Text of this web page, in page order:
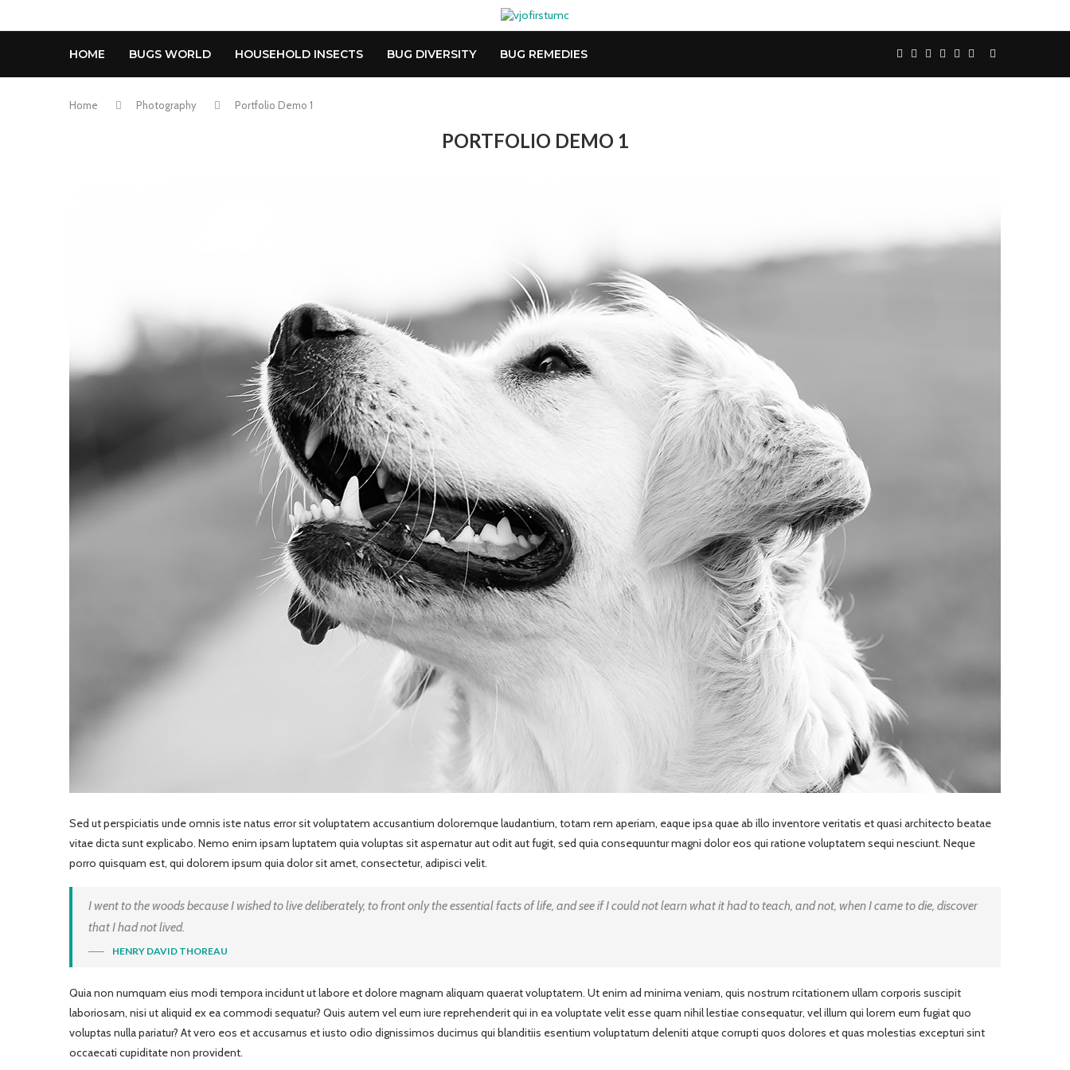
HOME BUGS WORLD HOUSEHOLD INSECTS BUG DIVERSITY BUG REMEDIES
Home Photography Portfolio Demo 1
PORTFOLIO DEMO 1
Sed ut perspiciatis unde omnis iste natus error sit voluptatem accusantium doloremque laudantium, totam rem aperiam, eaque ipsa quae ab illo inventore veritatis et quasi architecto beatae
vitae dicta sunt explicabo. Nemo enim ipsam luptatem quia voluptas sit aspernatur aut odit aut fugit, sed quia consequuntur magni dolor eos qui ratione voluptatem sequi nesciunt. Neque
porro quisquam est, qui dolorem ipsum quia dolor sit amet, consectetur, adipisci velit.
I went to the woods because I wished to live deliberately, to front only the essential facts of life, and see if I could not learn what it had to teach, and not, when I came to die, discover
that I had not lived.
HENRY DAVID THOREAU
Quia non numquam eius modi tempora incidunt ut labore et dolore magnam aliquam quaerat voluptatem. Ut enim ad minima veniam, quis nostrum rcitationem ullam corporis suscipit
laboriosam, nisi ut aliquid ex ea commodi sequatur? Quis autem vel eum iure reprehenderit qui in ea voluptate velit esse quam nihil lestiae consequatur, vel illum qui lorem eum fugiat quo
voluptas nulla pariatur? At vero eos et accusamus et iusto odio dignissimos ducimus qui blanditiis esentium voluptatum deleniti atque corrupti quos dolores et quas molestias excepturi sint
occaecati cupiditate non provident.